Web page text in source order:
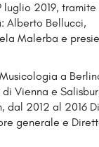
luglio 2019, tramite
Alberto Bellucci,
Malerba e
a
Vienna e
dal 2012 al 2016
generale e